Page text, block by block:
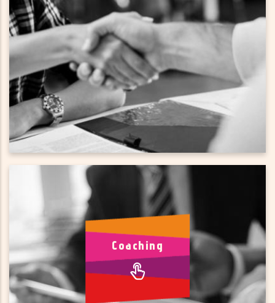
Wij bieden je mogelijkheden om met
specialisten, ondernemers en/of intermediairs te
klankborden (sparren) over de uitdagingen waar jouw
startup voor staat. Hierdoor stel je jezelf in staat om
betere keuzes te maken in het belang van de groei van
jouw bedrijf.
Coaching
Coaching
Voor sparren over groei
Maak gebruik van de kennis van ondernemers die de
uitdagingen van start- & scale-ups herkennen en met
veranderprocessen in hun eigen onderneming al
succesvol zijn omgegaan.